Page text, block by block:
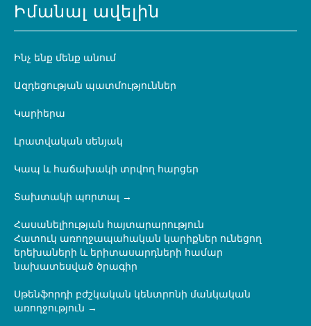
Իմանալ ավելին
Ինչ ենք մենք անում
Ազդեցության պատմություններ
Կարիերա
Լրատվական սենյակ
Կապ և հաճախակի տրվող հարցեր
Տախտակի պորտալ
Հասանելիության հայտարարություն
Հատուկ առողջապահական կարիքներ ունեցող
երեխաների և երիտասարդների համար
նախատեսված ծրագիր
Սթենֆորդի բժշկական կենտրոնի մանկական
առողջություն